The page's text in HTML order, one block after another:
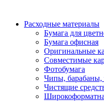
Расходные материалы
Бумага для
Бумага офисная
Оригинальные
Совместимые
Фотобумага
Чипы, барабаны,
Чистящие